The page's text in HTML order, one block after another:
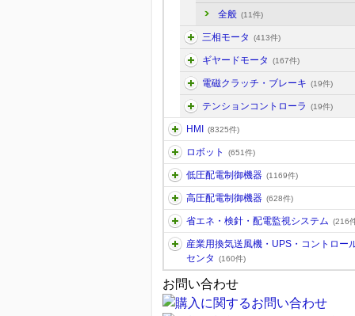
全般 (11件)
三相モータ (413件)
ギヤードモータ (167件)
電磁クラッチ・ブレーキ (19件)
テンションコントローラ (19件)
HMI (8325件)
ロボット (651件)
低圧配電制御機器 (1169件)
高圧配電制御機器 (628件)
省エネ・検針・配電監視システム (216
産業用換気送風機・UPS・コントロー
センタ
(160件)
お問い合わせ